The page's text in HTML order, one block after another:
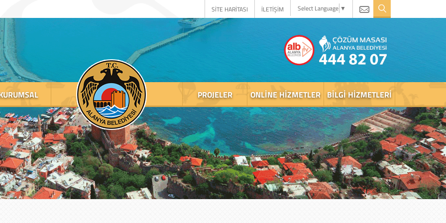
SİTE HARİTASI İLETİŞİM Select Language ▼
PROJELER ONLINE HIZMETLER BILGI HIZMETLERI